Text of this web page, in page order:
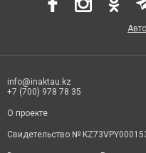
info@inaktau.kz
+7 (700) 978 78 35
О проекте
Свидетельство №